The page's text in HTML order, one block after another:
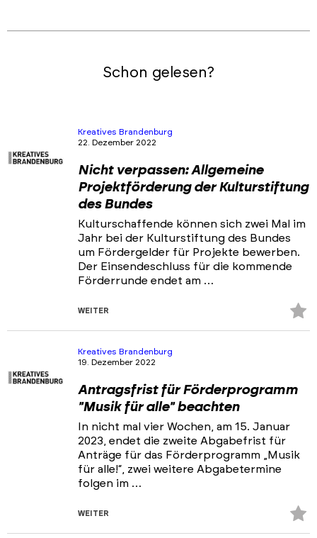
Schon gelesen?
Kreatives Brandenburg
22. Dezember 2022
Nicht verpassen: Allgemeine
Projektförderung der Kulturstiftung
des Bundes
Kulturschaffende können sich zwei Mal im
Jahr bei der Kulturstiftung des Bundes
um Fördergelder für Projekte bewerben.
Der Einsendeschluss für die kommende
Förderrunde endet am …
WEITER
Kreatives Brandenburg
19. Dezember 2022
Antragsfrist für Förderprogramm
"Musik für alle" beachten
In nicht mal vier Wochen, am 15. Januar
2023, endet die zweite Abgabefrist für
Anträge für das Förderprogramm „Musik
für alle!“, zwei weitere Abgabetermine
folgen im …
WEITER